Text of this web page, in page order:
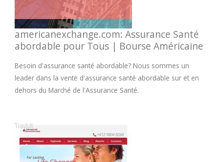
americanexchange.com: Assurance Santé
abordable pour Tous | Bourse Américaine
Besoin d'assurance santé abordable? Nous sommes un
leader dans la vente d'assurance santé abordable sur et en
dehors du Marché de l'Assurance Santé.